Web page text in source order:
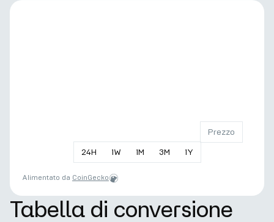
24H 1W 1M 3M 1Y
Prezzo
Alimentato da CoinGecko
Tabella di conversione